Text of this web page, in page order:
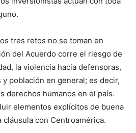
tres retos no se toman en
del Acuerdo corre el riesgo de
la violencia hacia defensoras,
población en general; es decir,
derechos humanos en el país.
elementos explícitos de buena
cláusula con Centroamérica.